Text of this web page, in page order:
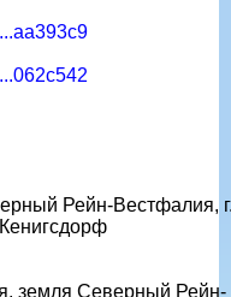
Рейн-Вестфалия,
земля Северный Рейн-